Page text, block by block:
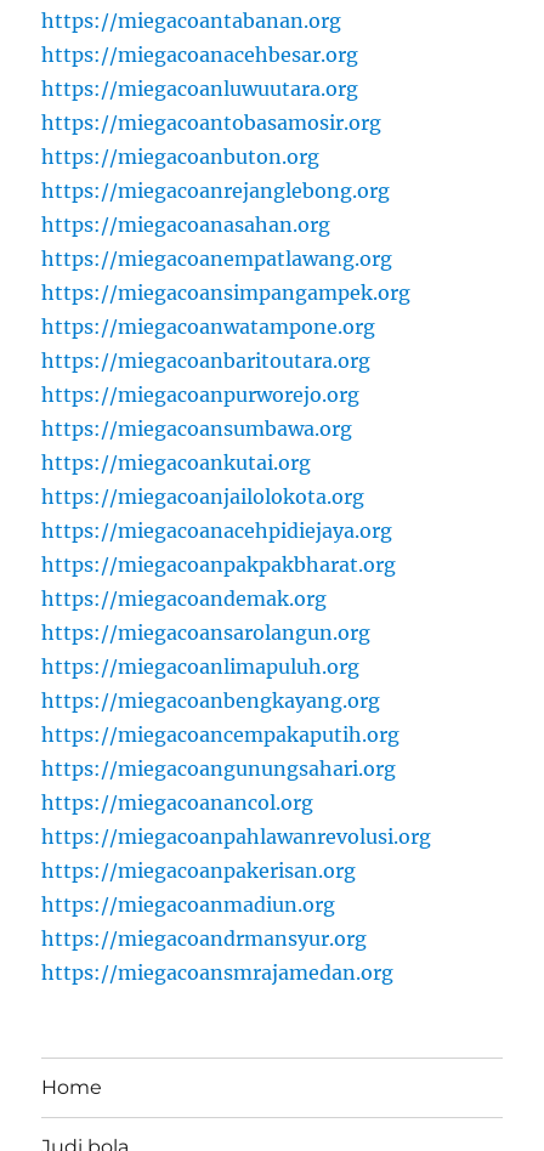
https://miegacoantabanan.org
https://miegacoanacehbesar.org
https://miegacoanluwuutara.org
https://miegacoantobasamosir.org
https://miegacoanbuton.org
https://miegacoanrejanglebong.org
https://miegacoanasahan.org
https://miegacoanempatlawang.org
https://miegacoansimpangampek.org
https://miegacoanwatampone.org
https://miegacoanbaritoutara.org
https://miegacoanpurworejo.org
https://miegacoansumbawa.org
https://miegacoankutai.org
https://miegacoanjailolokota.org
https://miegacoanacehpidiejaya.org
https://miegacoanpakpakbharat.org
https://miegacoandemak.org
https://miegacoansarolangun.org
https://miegacoanlimapuluh.org
https://miegacoanbengkayang.org
https://miegacoancempakaputih.org
https://miegacoangunungsahari.org
https://miegacoanancol.org
https://miegacoanpahlawanrevolusi.org
https://miegacoanpakerisan.org
https://miegacoanmadiun.org
https://miegacoandrmansyur.org
https://miegacoansmrajamedan.org
Home